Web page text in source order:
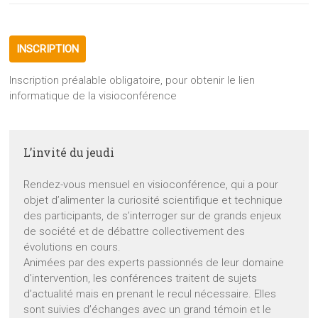
INSCRIPTION
Inscription préalable obligatoire, pour obtenir le lien
informatique de la visioconférence
L’invité du jeudi
Rendez-vous mensuel en visioconférence, qui a pour
objet d’alimenter la curiosité scientifique et technique
des participants, de s’interroger sur de grands enjeux
de société et de débattre collectivement des
évolutions en cours.
Animées par des experts passionnés de leur domaine
d’intervention, les conférences traitent de sujets
d’actualité mais en prenant le recul nécessaire. Elles
sont suivies d’échanges avec un grand témoin et le